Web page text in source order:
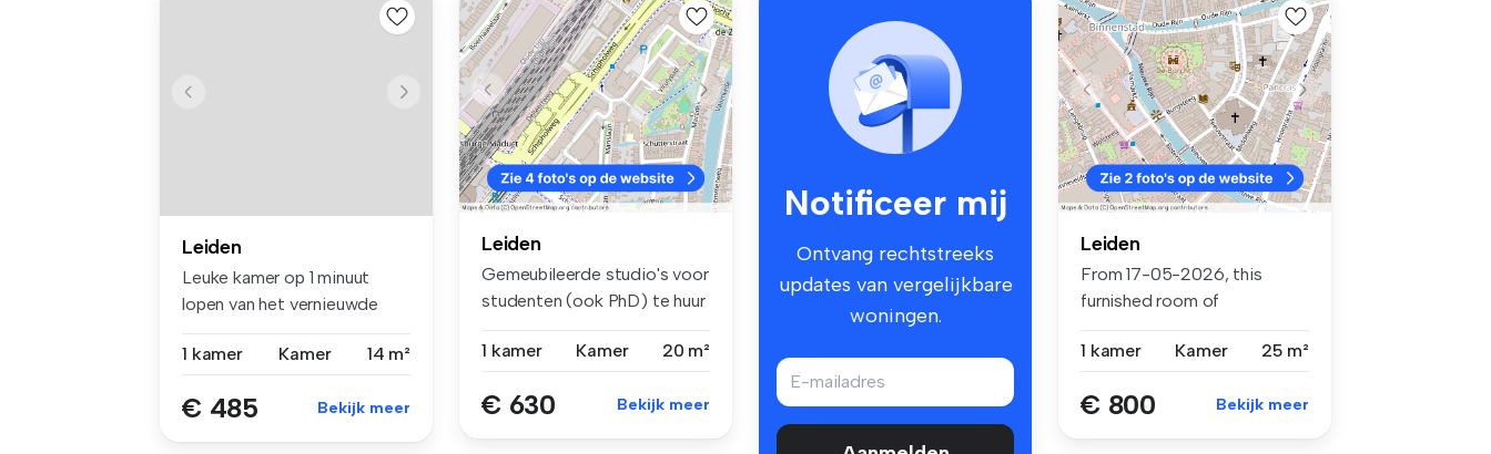
Leiden
Leuke kamer op 1 minuut
lopen van het vernieuwde
1 kamer
Kamer 14 m²
€ 485 Bekijk meer
Leiden
Gemeubileerde studio's voor
studenten (ook PhD) te huur
1 kamer
Kamer 20 m²
€ 630 Bekijk meer
Notificeer mij
Ontvang rechtstreeks
updates van vergelijkbare
woningen.
Leiden
From 17-05-2026, this
furnished room of
1 kamer
Kamer 25 m²
€ 800 Bekijk meer